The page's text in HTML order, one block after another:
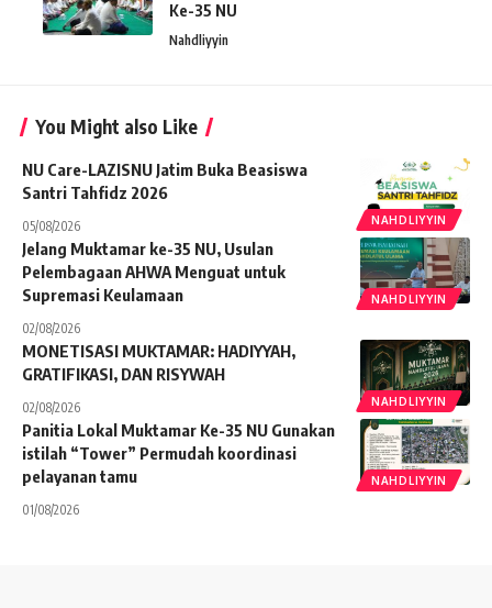
Ke-35 NU
Nahdliyyin
You Might also Like
NAHDLIYYIN
NU Care-LAZISNU Jatim Buka Beasiswa
Santri Tahfidz 2026
05/08/2026
NAHDLIYYIN
Jelang Muktamar ke-35 NU, Usulan
Pelembagaan AHWA Menguat untuk
Supremasi Keulamaan
02/08/2026
NAHDLIYYIN
MONETISASI MUKTAMAR: HADIYYAH,
GRATIFIKASI, DAN RISYWAH
02/08/2026
NAHDLIYYIN
Panitia Lokal Muktamar Ke-35 NU Gunakan
istilah “Tower” Permudah koordinasi
pelayanan tamu
01/08/2026